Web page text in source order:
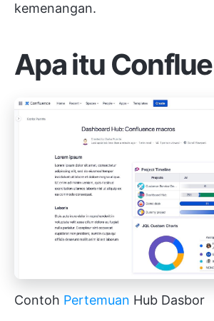
kemenangan.
Apa itu
Contoh Pertemuan Hub Dasbor